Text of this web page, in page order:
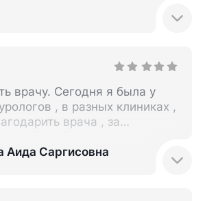
но помог только он. За
врачу. Сегодня я была у
, в разных клиниках ,
врача , за
объяснил все что
Аида Саргисовна